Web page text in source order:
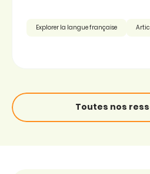
Explorer la langue française
Toutes nos